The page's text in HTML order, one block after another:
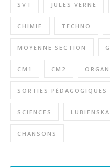
SVT JULES VERNE
CHIMIE TECHNO
MOYENNE SECTION
CM1 CM2
SORTIES PÉDAGOGIQUES
SCIENCES LUBIENSKA
CHANSONS